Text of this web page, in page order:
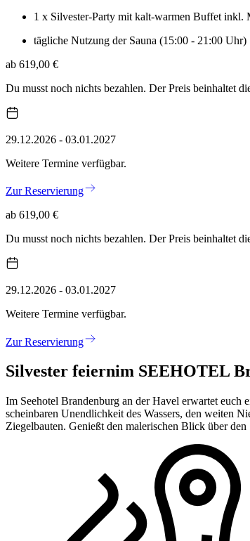
1 x Silvester-Party mit kalt-warmen Buffet inkl.
tägliche Nutzung der Sauna (15:00 - 21:00 Uhr)
ab 619,00 €
Du musst noch nichts bezahlen. Der Preis beinhaltet
29.12.2026 - 03.01.2027
Weitere Termine verfügbar.
Zur Reservierung
ab 619,00 €
Du musst noch nichts bezahlen. Der Preis beinhaltet
29.12.2026 - 03.01.2027
Weitere Termine verfügbar.
Zur Reservierung
Silvester feiernim SEEHOTEL
Im Seehotel Brandenburg an der Havel erwartet euch
scheinbaren Unendlichkeit des Wassers, den weiten
Ziegelbauten. Genießt den malerischen Blick über